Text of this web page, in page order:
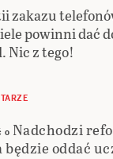
zakazu
powinni dać
Nic z tego!
o Nadchodzi
będzie oddać